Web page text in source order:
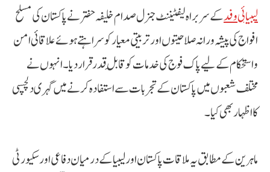
لیبیائی وفدکے سربراہ لیفٹیننٹ جنرل صدام خلیفہ حفتر نے پاکستان کی مسلح
افواج کی پیشہ ورانہ صلاحیتوں اور تربیتی معیار کو سراہتے ہوئے علاقائی امن
و استحکام کے لیے پاک فوج کی خدمات کو قابلِ قدر قرار دیا۔ انہوں نے
مختلف شعبوں میں پاکستان کے تجربات سے استفادہ کرنے میں گہری دلچسپی
کا اظہار بھی کیا۔
ماہرین کے مطابق یہ ملاقات پاکستان اور لیبیا کے درمیان دفاعی اور سکیورٹی